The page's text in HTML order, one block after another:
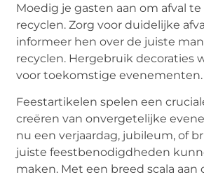
Moedig je gasten aan om afval
recyclen. Zorg voor duidelijke
informeer hen over de juiste
recyclen. Hergebruik decoraties
voor toekomstige evenementen.
Feestartikelen spelen een
creëren van onvergetelijke
nu een verjaardag, jubileum, of
juiste feestbenodigdheden
maken. Met een breed scala aan